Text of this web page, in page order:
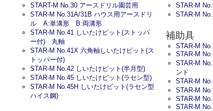
START-M No.30 アースドリル園芸用
STAR-M No.31A/31B ハウス用アースドリ
ル A:単溝形 B:両溝形
STAR-M No.41 しいたけビット(ストッパ
ー付) 丸軸
STAR-M No.41X 六角軸しいたけビット(ス
トッパー付)
STAR-M No.42 しいたけビット(半月型)
STAR-M No.45 しいたけビット(ラセン型)
STAR-M No.45H しいたけビット(ラセン型
ハイス鋼)
STAR-M
STAR-M
補助具
STAR-M
STAR-M
STAR-M
ンド
STAR-M
STAR-M
STAR-M
STAR-M